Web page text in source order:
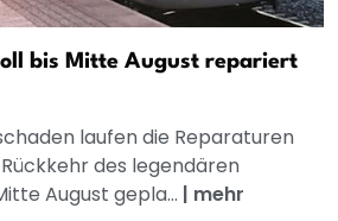
bis Mitte August repariert
laufen die Reparaturen
des legendären
August gepla... | mehr